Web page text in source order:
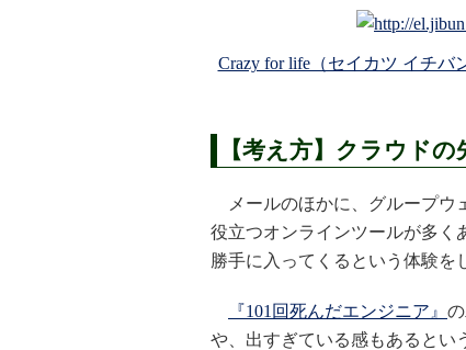
Crazy for life（セイカツ イチ
【考え方】クラウド
メールのほかに、グループウ
役立つオンラインツールが多く
勝手に入ってくるという体験を
『101回死んだエンジニア』 の
や、出すぎている感もあるとい